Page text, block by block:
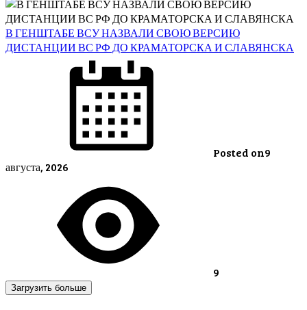
В ГЕНШТАБЕ ВСУ НАЗВАЛИ СВОЮ ВЕРСИЮ
ДИСТАНЦИИ ВС РФ ДО КРАМАТОРСКА И СЛАВЯНСКА
Posted on9
августа, 2026
9
Загрузить больше